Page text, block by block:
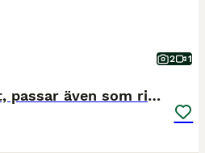
2 1
Mkt fin o trevlig häst, passar även som ridhäst!